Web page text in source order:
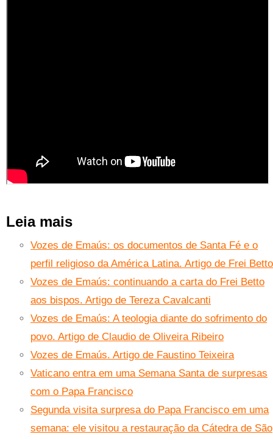
Leia mais
Vozes de Emaús: os documentos de Santa Fé e o
perfil religioso da América Latina. Artigo de Frei Betto
Vozes de Emaús: continuando a carta do Frei Betto
aos bispos. Artigo de Tereza Cavalcanti
Vozes de Emaús: A teologia diante do sofrimento do
povo. Artigo de Claudio de Oliveira Ribeiro
Vozes de Emaús. Artigo de Faustino Teixeira
Vaticano entra em uma Semana Santa de surpresas
com o Papa Francisco
Segunda visita surpresa do Papa Francisco em uma
semana: ele visitou a restauração da Cátedra de São